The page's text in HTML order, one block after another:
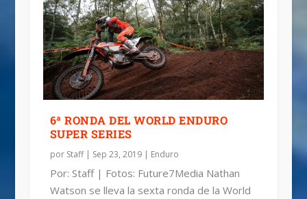
6ª RONDA DEL WORLD ENDURO
SUPER SERIES
por Staff| Sep 23, 2019| Enduro
Por: Staff | Fotos: Future7Media Nathan
Watson se lleva la sexta ronda de la World